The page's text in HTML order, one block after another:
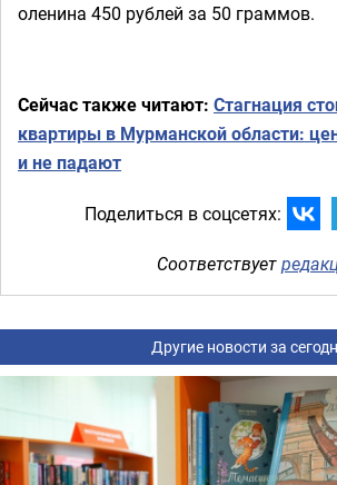
оленина 450 рублей за 50 граммов.
Сейчас также читают: Стагнация
квартиры в Мурманской области:
и не падают
Поделиться в соцсетях:
Соответствует
Другие новости за